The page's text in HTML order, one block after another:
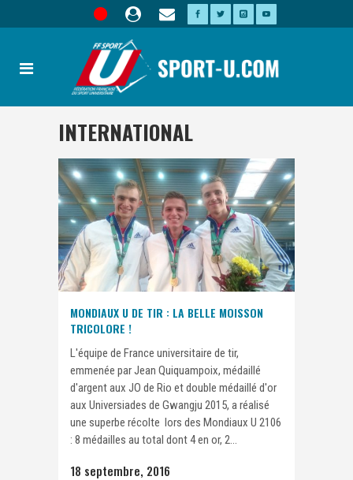
INTERNATIONAL
MONDIAUX U DE TIR : LA BELLE MOISSON
TRICOLORE !
L'équipe de France universitaire de tir,
emmenée par Jean Quiquampoix, médaillé
d'argent aux JO de Rio et double médaillé d'or
aux Universiades de Gwangju 2015, a réalisé
une superbe récolte lors des Mondiaux U 2106
: 8 médailles au total dont 4 en or, 2...
18 septembre, 2016